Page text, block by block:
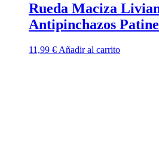
Rueda Maciza
Antipinchazos
11,99 € Añadir al carrito